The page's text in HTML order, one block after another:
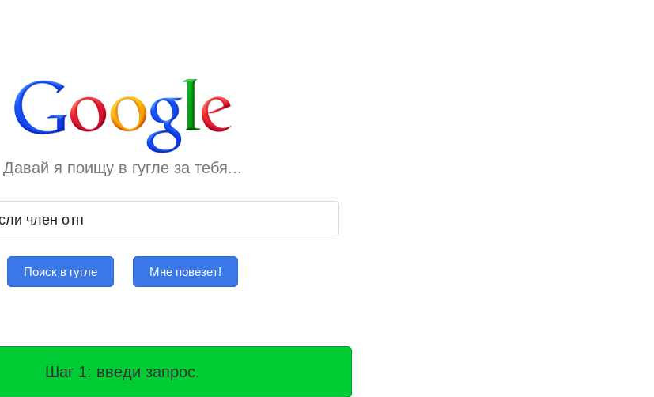
Давай я поищу в гугле за тебя...
Поиск в гугле Мне повезет!
Шаг 1: введи запрос.